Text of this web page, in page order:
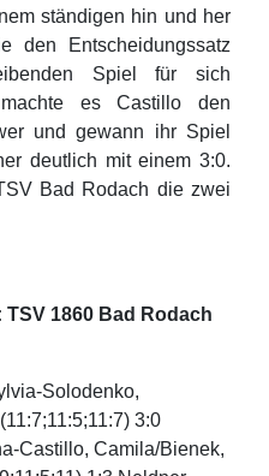
ständigen hin und her
den Entscheidungssatz
Spiel für sich
es Castillo den
und gewann ihr Spiel
deutlich mit einem 3:0.
Bad Rodach die zwei
1860 Bad Rodach
Solodenko,
3:0
Castillo, Camila/Bienek,